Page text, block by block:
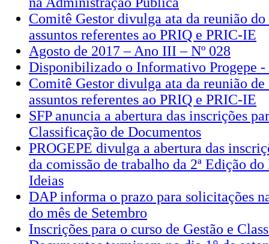
Comitê Gestor divulga ata da reunião do
assuntos referentes ao PRIQ e PRIC-IE
Agosto de 2017 – Ano III – Nº 028
Disponibilizado o Informativo Progepe -
Comitê Gestor divulga ata da reunião de
assuntos referentes ao PRIQ e PRIC-IE
SFP anuncia a abertura das inscrições
Classificação de Documentos
PROGEPE divulga a abertura das
da comissão de trabalho da 2ª Edição
Ideias
DAP informa o prazo para solicitações
do mês de Setembro
Inscrições para o curso de Gestão e